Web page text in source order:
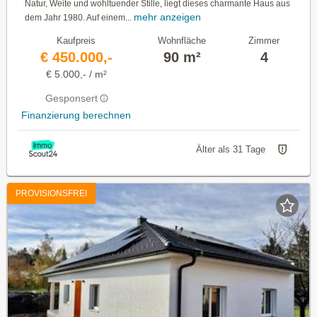
Natur, Weite und wohltuender Stille, liegt dieses charmante Haus aus
dem Jahr 1980. Auf einem... mehr anzeigen
Kaufpreis
€ 450.000,-
€ 5.000,- / m²
Gesponsert
Finanzierung berechnen
Wohnfläche
90 m²
Zimmer
4
Älter als 31 Tage
PROVISIONSFREI